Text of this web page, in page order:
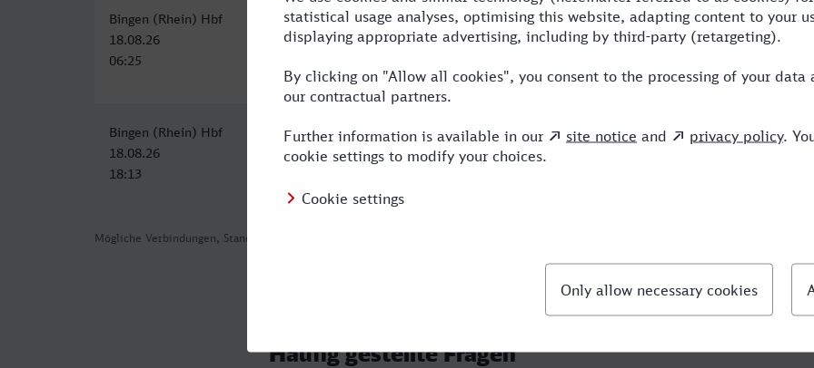
Mögliche Verbindungen, Stand: 2026-08-04 01:54
Bingen (Rhein) Hbf
18.08.26
06:25
Hürth-Kalscheuren
18.08.26
2:22 0 TR
Bingen (Rhein) Hbf
18.08.26
18:13
Hürth-Kalscheuren
18.08.26
1:56 2 RE,ICE,NX
Häufig gestellte Fragen